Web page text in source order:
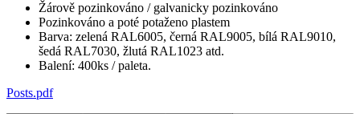
Žárově pozinkováno / galvanicky pozinkováno
Pozinkováno a poté potaženo plastem
Barva: zelená RAL6005, černá RAL9005, bílá RAL9010,
šedá RAL7030, žlutá RAL1023 atd.
Balení: 400ks / paleta.
Posts.pdf